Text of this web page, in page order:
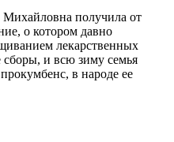
получила от
о котором давно
лекарственных
сборы, и всю зиму семья
в народе ее